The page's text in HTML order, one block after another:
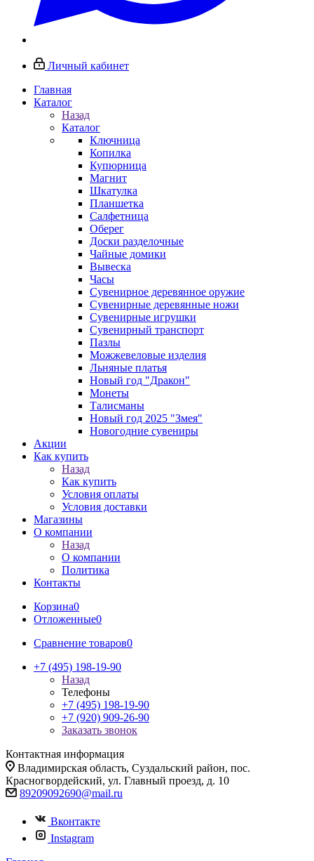
Личный кабинет
Главная
Каталог
Назад
Каталог
Ключница
Копилка
Купюрница
Магнит
Шкатулка
Планшетка
Салфетница
Оберег
Доски разделочные
Чайные домики
Вывеска
Часы
Сувенирное деревянное оружие
Сувенирные деревянные ножи
Сувенирные игрушки
Сувенирный транспорт
Пазлы
Можжевеловые изделия
Льняные платья
Новый год "Дракон"
Монеты
Талисманы
Новый год 2025 "Змея"
Новогодние сувениры
Акции
Как купить
Назад
Как купить
Условия оплаты
Условия доставки
Магазины
О компании
Назад
О компании
Политика
Контакты
Корзина0
Отложенные0
Сравнение товаров0
+7 (495) 198-19-90
Назад
Телефоны
+7 (495) 198-19-90
+7 (920) 909-26-90
Заказать звонок
Контактная информация
Владимирская область, Суздальский район, пос.
Красногвордейский, ул. Главный проезд, д. 10
89209092690@mail.ru
Вконтакте
Instagram